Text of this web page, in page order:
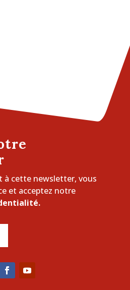
à cette newsletter, vous
et acceptez notre